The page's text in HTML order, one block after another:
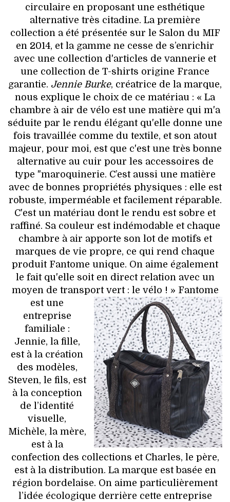
circulaire en proposant une esthétique
alternative très citadine. La première
collection a été présentée sur le Salon du MIF
en 2014, et la gamme ne cesse de s’enrichir
avec une collection d'articles de vannerie et
une collection de T-shirts origine France
garantie. Jennie Burke, créatrice de la marque,
nous explique le choix de ce matériau : « La
chambre à air de vélo est une matière qui m'a
séduite par le rendu élégant qu'elle donne une
fois travaillée comme du textile, et son atout
majeur, pour moi, est que c'est une très bonne
alternative au cuir pour les accessoires de
type "maroquinerie. C’est aussi une matière
avec de bonnes propriétés physiques : elle est
robuste, imperméable et facilement réparable.
C'est un matériau dont le rendu est sobre et
raffiné. Sa couleur est indémodable et chaque
chambre à air apporte son lot de motifs et
marques de vie propre, ce qui rend chaque
produit Fantome unique. On aime également
le fait qu'elle soit en direct relation avec un
moyen de transport vert : le vélo ! » Fantome
est une
entreprise
familiale :
Jennie, la fille,
est à la création
des modèles,
Steven, le fils, est
à la conception
de l’identité
visuelle,
Michèle, la mère,
est à la
confection des collections et Charles, le père,
est à la distribution. La marque est basée en
région bordelaise. On aime particulièrement
l’idée écologique derrière cette entreprise